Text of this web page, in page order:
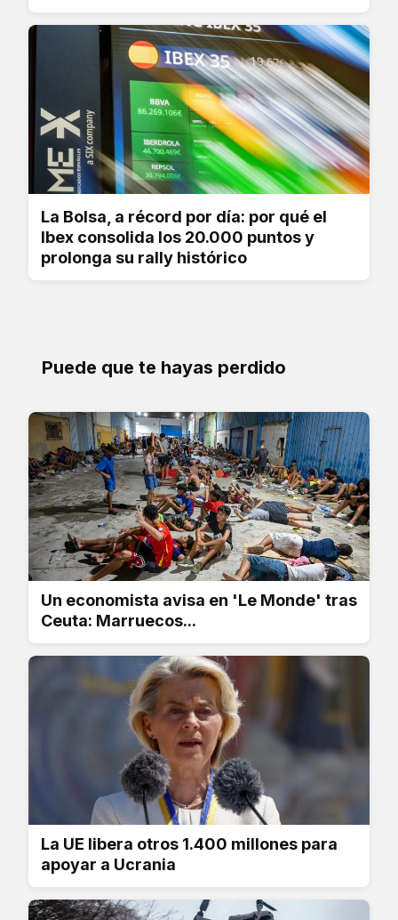
La Bolsa, a récord por día: por qué el
Ibex consolida los 20.000 puntos y
prolonga su rally histórico
Puede que te hayas perdido
Un economista avisa en 'Le Monde' tras
Ceuta: Marruecos...
La UE libera otros 1.400 millones para
apoyar a Ucrania